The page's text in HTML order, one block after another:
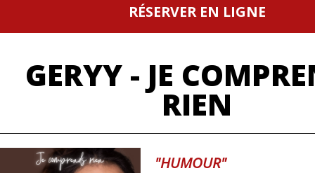
RÉSERVER EN LIGNE
GERYY - JE
RIEN
"HUMOUR"